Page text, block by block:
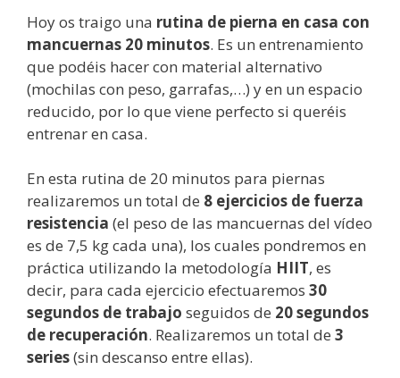
Hoy os traigo una rutina de pierna en casa con
mancuernas 20 minutos. Es un entrenamiento
que podéis hacer con material alternativo
(mochilas con peso, garrafas,…) y en un espacio
reducido, por lo que viene perfecto si queréis
entrenar en casa.
En esta rutina de 20 minutos para piernas
realizaremos un total de 8 ejercicios de fuerza
resistencia (el peso de las mancuernas del vídeo
es de 7,5 kg cada una), los cuales pondremos en
práctica utilizando la metodología HIIT, es
decir, para cada ejercicio efectuaremos 30
segundos de trabajo seguidos de 20 segundos
de recuperación. Realizaremos un total de 3
series(sin descanso entre ellas).